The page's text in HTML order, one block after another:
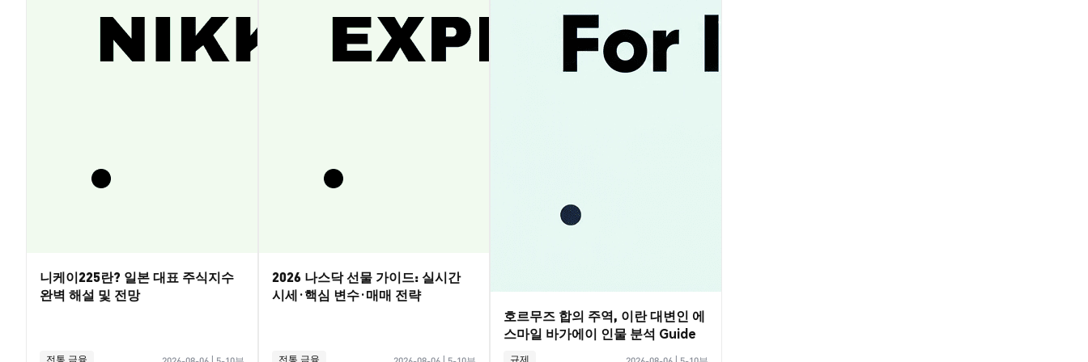
니케이225란? 일본 대표 주식지수
완벽 해설 및 전망
전통 금융
2026 나스닥 선물 가이드: 실시간
시세·핵심 변수·매매 전략
전통 금융
호르무즈 합의 주역, 이란 대변인 에
스마일 바가에이 인물 분석 Guide
규제